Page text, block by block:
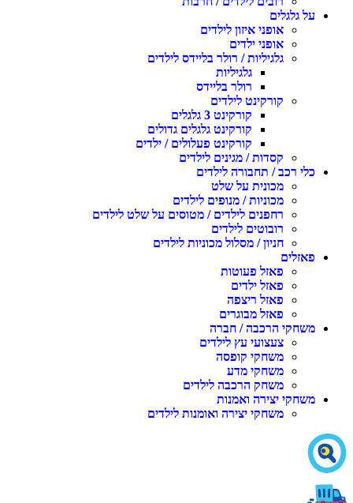
גלגלים
אופני איזון לילדים
אופני ילדים
גלגיליות / רולר בליידס לילדים
גלגיליות
רולר בליידס
קורקינט לילדים
קורקינט 3 גלגלים
קורקינט גלגלים גדולים
קורקינט פעלולים / ילדים
קסדות / מגינים לילדים
רכב / תחבורה לילדים
מכונית על שלט
מכוניות / מנופים לילדים
רחפנים לילדים / מטוסים על שלט לילדים
רובוטים לילדים
חניון / מסלול מכוניות לילדים
פאזל פעוטות
פאזל ילדים
פאזל ריצפה
פאזל מבוגרים
הרכבה / חברה
צעצועי עץ לילדים
משחקי קופסה
משחקי מדע
משחק הרכבה לילדים
יצירה ואמנות
משחקי יצירה ואומנות לילדים